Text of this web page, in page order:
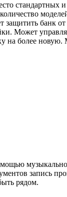
банк
Может
более новую.
запись
рядом.